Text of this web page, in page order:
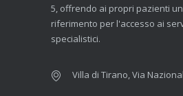
5, offrendo ai propri pazienti
riferimento per l'accesso ai
specialistici.
Villa di Tirano, Via